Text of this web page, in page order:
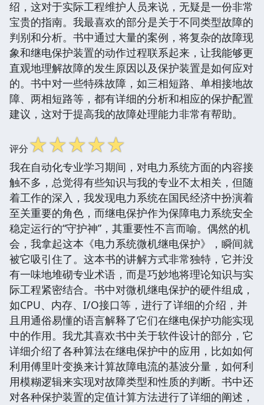
绍，这对于实际工程维护人员来说，无疑是一份非常
宝贵的指南。我最喜欢的部分是关于不同类型故障的
判别和分析。书中通过大量的案例，将复杂的故障现
象和继电保护装置的动作过程联系起来，让我能够更
直观地理解故障的发生原因以及保护装置是如何应对
的。书中对一些特殊故障，如三相短路、单相接地故
障、两相短路等，都有详细的分析和相应的保护配置
建议，这对于提高我的故障处理能力非常有帮助。
评分☆☆☆☆☆
我在自动化专业学习期间，对电力系统方面的内容接
触不多，总觉得有些知识与我的专业不太相关，但随
着工作的深入，我发现电力系统在国民经济中扮演着
至关重要的角色，而继电保护作为保障电力系统安全
稳定运行的“守护神”，其重要性不言而喻。偶然的机
会，我拿起这本《电力系统微机继电保护》，瞬间就
被它吸引住了。这本书的讲解方式非常独特，它并没
有一味地堆砌专业术语，而是巧妙地将理论知识与实
际工程紧密结合。书中对微机继电保护的硬件组成，
如CPU、内存、I/O接口等，进行了详细的介绍，并
且用通俗易懂的语言解释了它们在继电保护功能实现
中的作用。我尤其喜欢书中关于软件设计的部分，它
详细介绍了各种算法在继电保护中的应用，比如如何
利用傅里叶变换来计算故障电流的基波分量，如何利
用模糊逻辑来实现对故障类型和性质的判断。书中还
对各种保护装置的定值计算方法进行了详细的阐述，